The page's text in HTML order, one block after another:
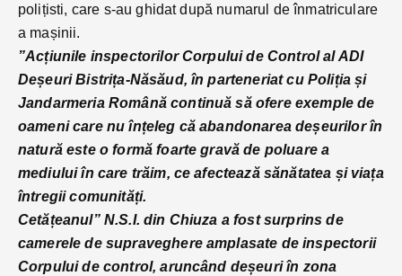
polițisti, care s-au ghidat după numarul de înmatriculare
a mașinii.
”Acțiunile inspectorilor Corpului de Control al ADI
Deșeuri Bistrița-Năsăud, în parteneriat cu Poliția și
Jandarmeria Română continuă să ofere exemple de
oameni care nu înțeleg că abandonarea deșeurilor în
natură este o formă foarte gravă de poluare a
mediului în care trăim, ce afectează sănătatea și viața
întregii comunități.
Cetățeanul” N.S.I. din Chiuza a fost surprins de
camerele de supraveghere amplasate de inspectorii
Corpului de control, aruncând deșeuri în zona